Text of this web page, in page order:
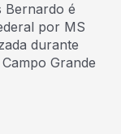
Bernardo é
por MS
durante
Grande